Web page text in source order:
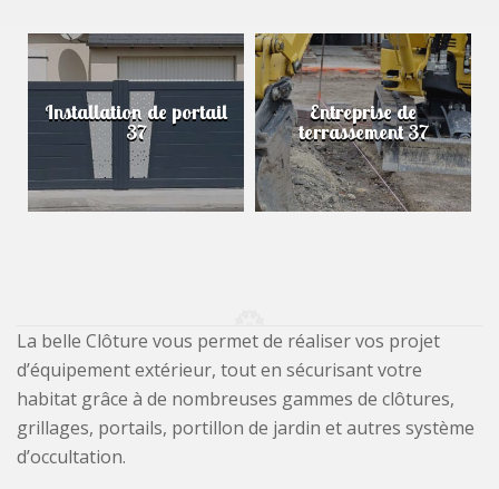
Installation de portail
37
Entreprise de
terrassement 37
La belle Clôture vous permet de réaliser vos projet
d’équipement extérieur, tout en sécurisant votre
habitat grâce à de nombreuses gammes de clôtures,
grillages, portails, portillon de jardin et autres système
d’occultation.